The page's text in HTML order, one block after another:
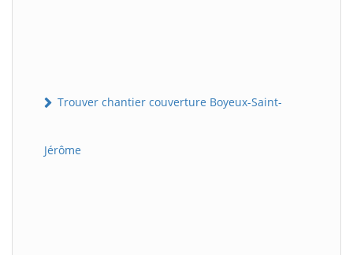
Trouver chantier couverture Boyeux-Saint-
Jérôme